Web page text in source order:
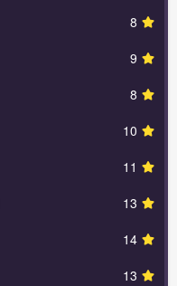
8
9
8
10
11
13
14
13